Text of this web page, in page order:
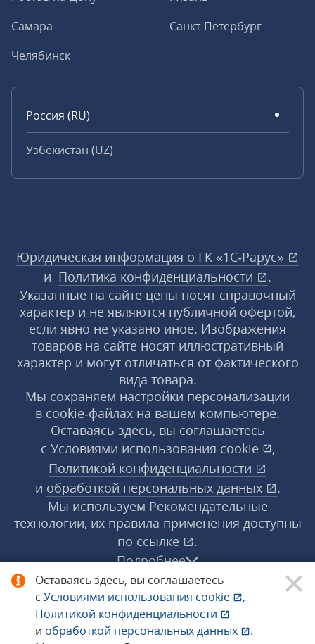
Оставаясь здесь, вы соглашаетесь
с Условиями использования cookie
,
Политикой конфиденциальности
и обработкой персональных данных
.
Самара
Санкт-Петербург
Челябинск
Россия (RU)
Узбекистан (UZ)
Юридическая информация о ГК «1С‑Рарус»
и Политика конфиденциальности
.
Указанные на сайте цены носят справочный
характер и не являются публичной офертой,
если явно не указано иное. Изображения
товаров на сайте носят иллюстративный
характер и могут отличаться от фактического
вида товара.
Мы сохраняем настройки персонализации
в cookie‑файлах на вашем компьютере.
Оставаясь здесь, вы соглашаетесь
с Условиями использования cookie
,
Политикой конфиденциальности
и обработкой персональных данных
.
Мы используем Рекомендательные
технологии, их правила применения доступны
по ссылке
.
Подробнее
© 1998−2026 «1С‑Рарус» ®. Все права
защищены.